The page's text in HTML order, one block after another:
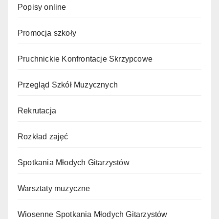
Popisy online
Promocja szkoły
Pruchnickie Konfrontacje Skrzypcowe
Przegląd Szkół Muzycznych
Rekrutacja
Rozkład zajęć
Spotkania Młodych Gitarzystów
Warsztaty muzyczne
Wiosenne Spotkania Młodych Gitarzystów